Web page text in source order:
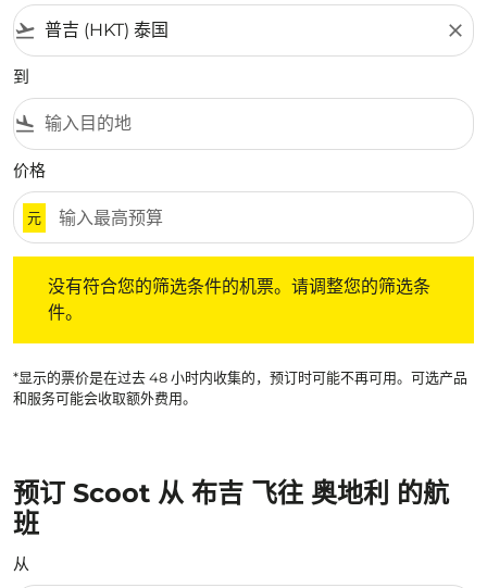
flight_takeoff close
到
flight_land
价格
元
没有符合您的筛选条件的机票。请调整您的筛选条
件。
*显示的票价是在过去 48 小时内收集的，预订时可能不再可用。可选产品
和服务可能会收取额外费用。
预订 Scoot 从 布吉 飞往 奥地利 的航
班
从